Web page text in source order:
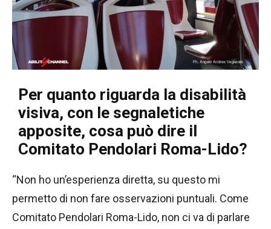
Per quanto riguarda la disabilità
visiva, con le segnaletiche
apposite, cosa può dire il
Comitato Pendolari Roma-Lido?
“Non ho un’esperienza diretta, su questo mi
permetto di non fare osservazioni puntuali. Come
Comitato Pendolari Roma-Lido, non ci va di parlare